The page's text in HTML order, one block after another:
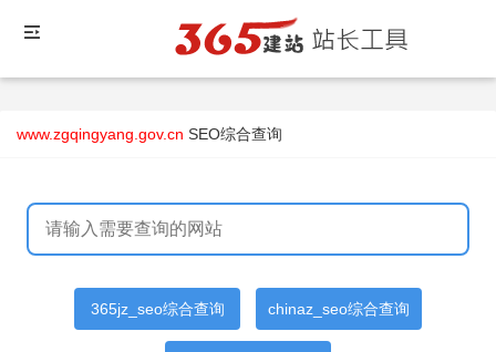
www.zgqingyang.gov.cn SEO综合查询
365jz_seo综合查询 chinaz_seo综合查询